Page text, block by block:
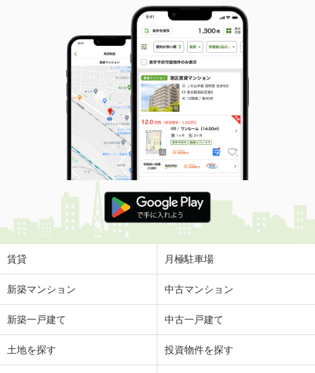
賃貸 月極駐車場
新築マンション 中古マンション
新築一戸建て 中古一戸建て
土地を探す 投資物件を探す